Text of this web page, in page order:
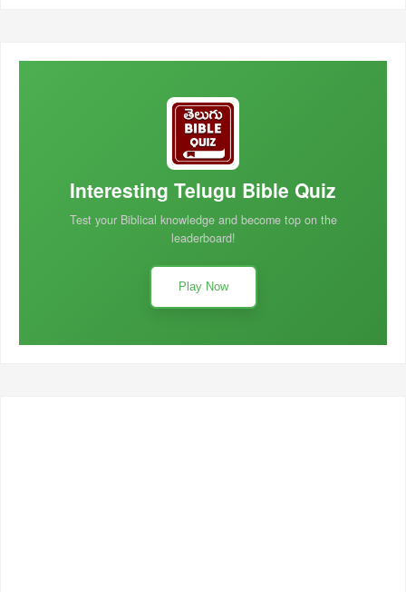
Interesting Telugu Bible Quiz
Test your Biblical knowledge and become top on the
leaderboard!
Play Now